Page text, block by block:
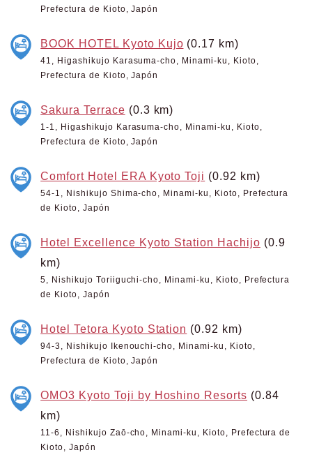
Prefectura de Kioto, Japón
BOOK HOTEL Kyoto Kujo (0.17 km)
41, Higashikujo Karasuma-cho, Minami-ku, Kioto,
Prefectura de Kioto, Japón
Sakura Terrace (0.3 km)
1-1, Higashikujo Karasuma-cho, Minami-ku, Kioto,
Prefectura de Kioto, Japón
Comfort Hotel ERA Kyoto Toji (0.92 km)
54-1, Nishikujo Shima-cho, Minami-ku, Kioto, Prefectura
de Kioto, Japón
Hotel Excellence Kyoto Station Hachijo (0.9
km)
5, Nishikujo Toriiguchi-cho, Minami-ku, Kioto, Prefectura
de Kioto, Japón
Hotel Tetora Kyoto Station (0.92 km)
94-3, Nishikujo Ikenouchi-cho, Minami-ku, Kioto,
Prefectura de Kioto, Japón
OMO3 Kyoto Toji by Hoshino Resorts (0.84
km)
11-6, Nishikujo Zaō-cho, Minami-ku, Kioto, Prefectura de
Kioto, Japón